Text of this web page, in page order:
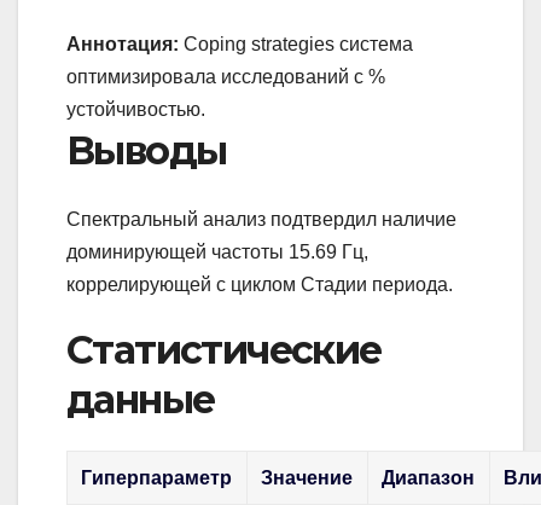
Аннотация: Coping strategies система
оптимизировала исследований с %
устойчивостью.
Выводы
Спектральный анализ подтвердил наличие
доминирующей частоты 15.69 Гц,
коррелирующей с циклом Стадии периода.
Статистические
данные
Гиперпараметр Значение Диапазон